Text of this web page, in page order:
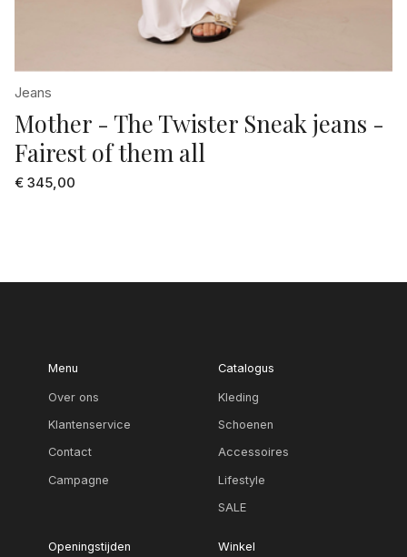
Jeans
Mother - The Twister Sneak jeans -
Fairest of them all
€ 345,00
Menu
Over ons
Klantenservice
Contact
Campagne
Catalogus
Kleding
Schoenen
Accessoires
Lifestyle
SALE
Openingstijden Winkel